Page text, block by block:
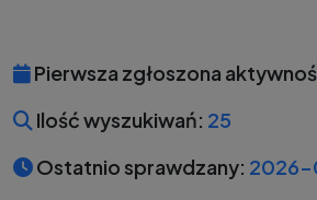
Pierwsza zgłoszona
Ilość wyszukiwań: 25
Ostatnio sprawdzany: